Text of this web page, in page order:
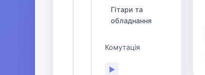
Гітари та
обладнання
Комутація
▶